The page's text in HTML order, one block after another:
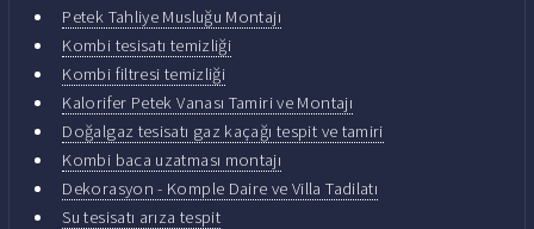
Petek Tahliye Musluğu Montajı
Kombi tesisatı temizliği
Kombi filtresi temizliği
Kalorifer Petek Vanası Tamiri ve Montajı
Doğalgaz tesisatı gaz kaçağı tespit ve tamiri
Kombi baca uzatması montajı
Dekorasyon - Komple Daire ve Villa Tadilatı
Su tesisatı arıza tespit